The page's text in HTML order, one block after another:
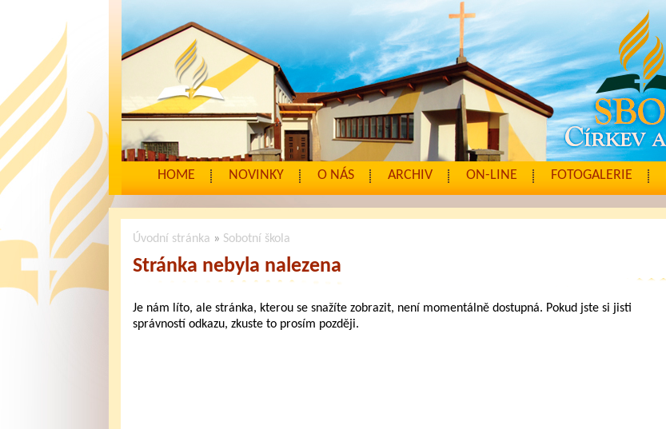
HOME NOVINKY O NÁS ARCHIV ON-LINE FOTOGALERIE
Úvodní stránka » Sobotní škola
Stránka nebyla nalezena
Je nám líto, ale stránka, kterou se snažíte zobrazit, není momentálně dostupná. Pokud jste si jisti
správností odkazu, zkuste to prosím později.